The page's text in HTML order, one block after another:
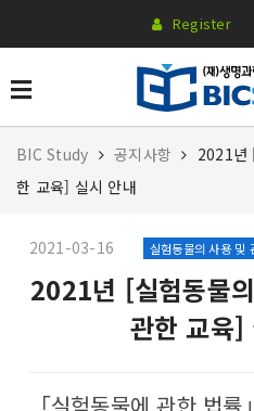
Register
BIC Study 공지사항
2021년
한 교육] 실시 안내
2021-03-16 실험동물의 사용 및
2021년 [실험동물
관한 교육]
「실험동물에 관한 법